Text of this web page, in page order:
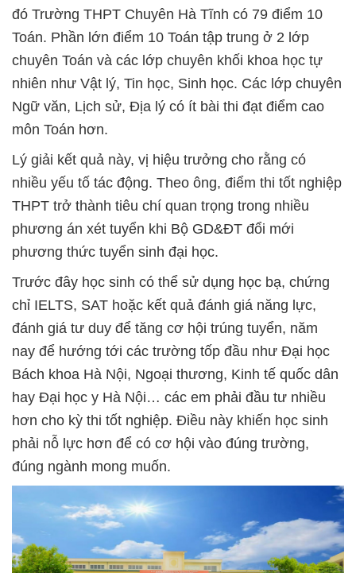
đó Trường THPT Chuyên Hà Tĩnh có 79 điểm 10
Toán. Phần lớn điểm 10 Toán tập trung ở 2 lớp
chuyên Toán và các lớp chuyên khối khoa học tự
nhiên như Vật lý, Tin học, Sinh học. Các lớp chuyên
Ngữ văn, Lịch sử, Địa lý có ít bài thi đạt điểm cao
môn Toán hơn.
Lý giải kết quả này, vị hiệu trưởng cho rằng có
nhiều yếu tố tác động. Theo ông, điểm thi tốt nghiệp
THPT trở thành tiêu chí quan trọng trong nhiều
phương án xét tuyển khi Bộ GD&ĐT đổi mới
phương thức tuyển sinh đại học.
Trước đây học sinh có thể sử dụng học bạ, chứng
chỉ IELTS, SAT hoặc kết quả đánh giá năng lực,
đánh giá tư duy để tăng cơ hội trúng tuyển, năm
nay để hướng tới các trường tốp đầu như Đại học
Bách khoa Hà Nội, Ngoại thương, Kinh tế quốc dân
hay Đại học y Hà Nội… các em phải đầu tư nhiều
hơn cho kỳ thi tốt nghiệp. Điều này khiến học sinh
phải nỗ lực hơn để có cơ hội vào đúng trường,
đúng ngành mong muốn.